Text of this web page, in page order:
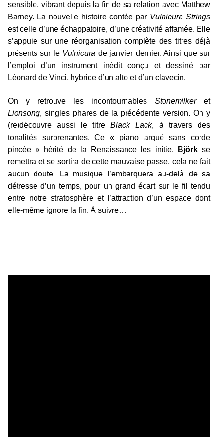
sensible, vibrant depuis la fin de sa relation avec Matthew
Barney. La nouvelle histoire contée par Vulnicura Strings
est celle d’une échappatoire, d’une créativité affamée. Elle
s’appuie sur une réorganisation complète des titres déjà
présents sur le Vulnicura de janvier dernier. Ainsi que sur
l’emploi d’un instrument inédit conçu et dessiné par
Léonard de Vinci, hybride d’un alto et d’un clavecin.
On y retrouve les incontournables Stonemilkeret
Lionsong, singles phares de la précédente version. On y
(re)découvre aussi le titre Black Lack, à travers des
tonalités surprenantes. Ce « piano arqué sans corde
pincée » hérité de la Renaissance les initie.
Björk se
remettra et se sortira de cette mauvaise passe, cela ne fait
aucun doute. La musique l’embarquera au-delà de sa
détresse d’un temps, pour un grand écart sur le fil tendu
entre notre stratosphère et l’attraction d’un espace dont
elle-même ignore la fin. À suivre…